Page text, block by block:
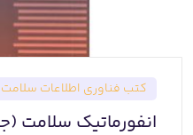
کتب فناوری اطلاعات سلامت
انفورماتیک سلامت